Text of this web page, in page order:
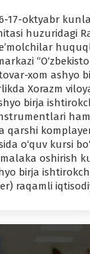
17-oktyabr
huzuridagi
xom ashyo
Xorazm
birja
qarshi
o‘quv kursi
oshirish
birja
raqamli